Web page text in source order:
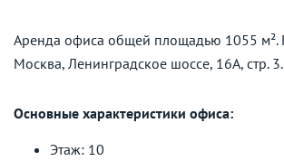
Аренда офиса общей площадью 1055 м².
Москва, Ленинградское шоссе, 16А, стр. 3.
Основные характеристики офиса:
Этаж: 10